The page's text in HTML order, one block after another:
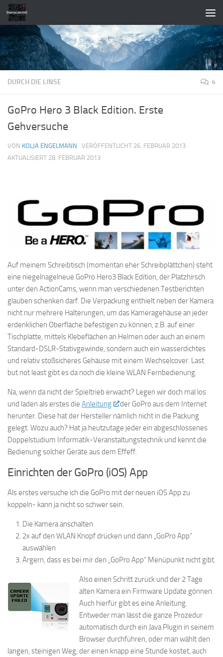
Zum Inhalt springen
DURCH DIE LINSE 4
GoPro Hero 3 Black Edition. Erste
Gehversuche
VON KOLJA ENGELMANN · VERÖFFENTLICHT 26. FEBRUAR 2013 ·
AKTUALISIERT 28. FEBRUAR 2013
Auf meinem Schreibtisch (momentan eher Schreibplättchen) steht
eine niegelnagelneue GoPro Hero3 Black Edition, der Platzhirsch
unter den ActionCams, wenn man verschiedenen Testberichten
glauben schenken darf. Die Verpackung enthielt neben der Kamera
nicht nur mehrere Halterungen, um das Kameragehäuse an jeder
erdenklichen Oberfläche befestigen zu können, z.B. auf einer
Tischplatte, mittels Klebeflächen an Helmen oder auch an einem
Standard-DSLR-Stativgewinde, sondern auch ein wasserdichtes
und relativ stoßsicheres Gehäuse mit einem Wechselcover. Last
but not least gibt es da noch die kleine WLAN Fernbedienung.
Na, wenn da nicht der Spieltrieb erwacht? Legen wir doch mal los
und laden als erstes die Anleitung
der GoPro aus dem Internet
herunter. Diese hat der Hersteller nämlich nicht in die Packung
gelegt. Wozu auch? Hat ja heutzutage jeder ein abgeschlossenes
Doppelstudium Informatik-Veranstaltungstechnik und kennt die
Bedienung solcher Geräte aus dem Effeff.
Einrichten der GoPro (iOS) App
Als erstes versuche ich die GoPro mit der neuen iOS App zu
koppeln- kann ja nicht so schwer sein.
Die Kamera anschalten
2x auf den WLAN Knopf drücken und dann „GoPro App“
auswählen
Ärgern, dass es bei mir den „GoPro App“ Menüpunkt nicht gibt.
Also einen Schritt zurück und der 2 Tage
alten Kamera ein Firmware Update gönnen.
Auch hierfür gibt es eine Anleitung.
Entweder man lässt die ganze Prozedur
automatisch durch ein Java Plugin in seinem
Browser durchführen, oder man wählt den
langen, steinigen Weg, der einen knapp eine Stunde kostet, auch